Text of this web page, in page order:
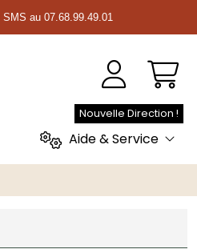
au 07.68.99.49.01
Aide & Service
Nouvelle Direction !